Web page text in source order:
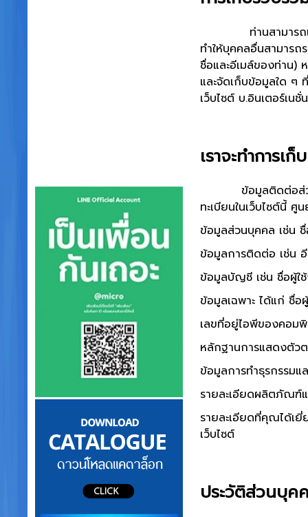
ท่านสามารถเยี่ยมช
ทำให้บุคคลอื่นสามารถ
ชื่อและอีเมล์ของท่าน)
และจัดเก็บข้อมูลใด ๆ
เว็บไซต์ บ.อินเตอร์เน
เราจะทำการ
ข้อมูลติดต่อส่วนบุค
ทะเบียนในเว็บไซต์นี้ ศู
ข้อมูลส่วนบุคคล เช่น
ข้อมูลการติดต่อ เช่น
ข้อมูลบัญชี เช่น ชื่อผู้ใ
ข้อมูลเฉพาะ ได้แก่ ชื่อ
เลขที่อยู่ไอพีของคอมพิ
หลักฐานการแสดงตัวต
ข้อมูลการทำธุรกรรมแ
รายละเอียดผลิตภัณฑ์
รายละเอียดที่คุณได้เ
เว็บไซต์
ประวัติส่วนบุค